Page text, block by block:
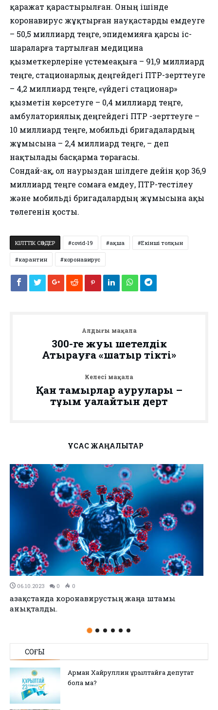
қаражат қарастырылған. Оның ішінде
коронавирус жұқтырған науқастарды емдеуге
– 50,5 миллиард теңге, эпидемияға қарсы іс-
шараларға тартылған медицина
қызметкерлеріне үстемеақыға – 91,9 миллиард
теңге, стационарлық деңгейдегі ПТР-зерттеуге
– 4,2 миллиард теңге, «үйдегі стационар»
қызметін көрсетуге – 0,4 миллиард теңге,
амбулаториялық деңгейдегі ПТР -зерттеуге –
10 миллиард теңге, мобильді бригадалардың
жұмысына – 2,4 миллиард теңге, – деп
нақтылады басқарма төрағасы.
Сондай-ақ, ол наурыздан шілдеге дейін қор 36,9
миллиард теңге сомаға емдеу, ПТР-тестілеу
және мобильді бригадалардың жұмысына ақы
төлегенін қосты.
КІЛТТІК СӨЗДЕР covid-19 ақша Екінші толқын
карантин коронавирус
Алдыңғы мақала
300-ге жуық шетелдік
Атырауға «шатыр тікті»
Келесі мақала
Қан тамырлар аурулары –
тұқым қуалайтын дерт
ҰҚСАС ЖАҢАЛЫҚТАР
21.05.2021 0 0
Атырау облыстық Бас мемлекеттік
санитариялық дәрігері жаңа Қаулы жариялады
СОҢҒЫ
Арман Хайруллин Құрылтайға депутат
бола ма?